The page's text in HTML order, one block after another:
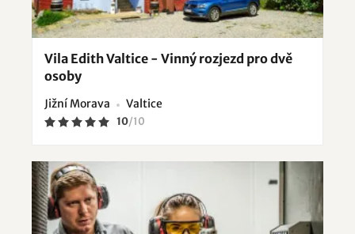
Vila Edith Valtice - Vinný rozjezd pro dvě
osoby
Jižní Morava Valtice
10/10